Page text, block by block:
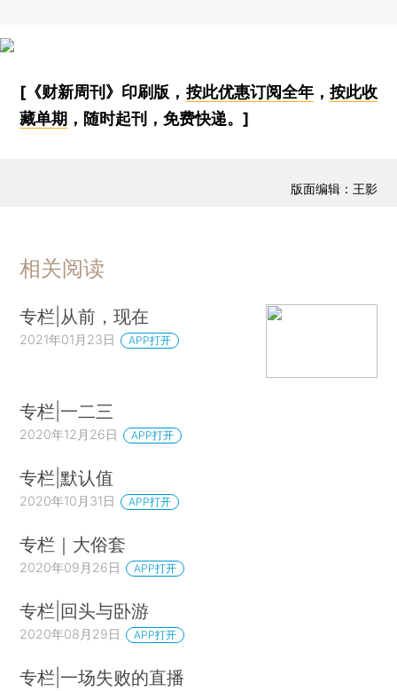
[《财新周刊》印刷版， 按此优惠订阅全年， 按此收
藏单期 ，随时起刊，免费快递。]
版面编辑：王影
相关阅读
专栏|从前，现在
2021年01月23日 APP打开
专栏|一二三
2020年12月26日 APP打开
专栏|默认值
2020年10月31日 APP打开
专栏｜大俗套
2020年09月26日 APP打开
专栏|回头与卧游
2020年08月29日 APP打开
专栏|一场失败的直播